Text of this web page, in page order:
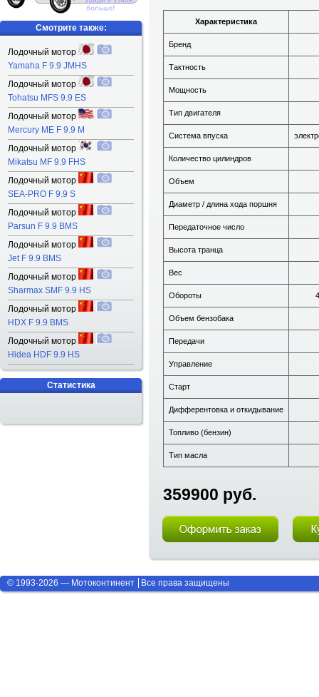
Характеристика
Бренд
Тактность
Мощность
Тип двигателя
Система впуска
Количество цилиндров
Объем
Диаметр / длина хода поршня
Передаточное число
Высота транца
Вес
Обороты
Объем бензобака
Передачи
Управление
Старт
Дифферентовка и откидывание
Топливо (бензин)
Тип масла
359900 руб.
Смотрите также:
Лодочный мотор
Yamaha F 9.9 JMHS
Лодочный мотор
Tohatsu MFS 9.9 ES
Лодочный мотор
Mercury ME F 9.9 M
Лодочный мотор
Mikatsu MF 9.9 FHS
Лодочный мотор
SEA-PRO F 9.9 S
Лодочный мотор
Parsun F 9.9 BMS
Лодочный мотор
Jet F 9.9 BMS
Лодочный мотор
Sharmax SMF 9.9 HS
Лодочный мотор
HDX F 9.9 BMS
Лодочный мотор
Hidea HDF 9.9 HS
Статистика
© 1993-2026 — Мотоконтинент Все права защищены